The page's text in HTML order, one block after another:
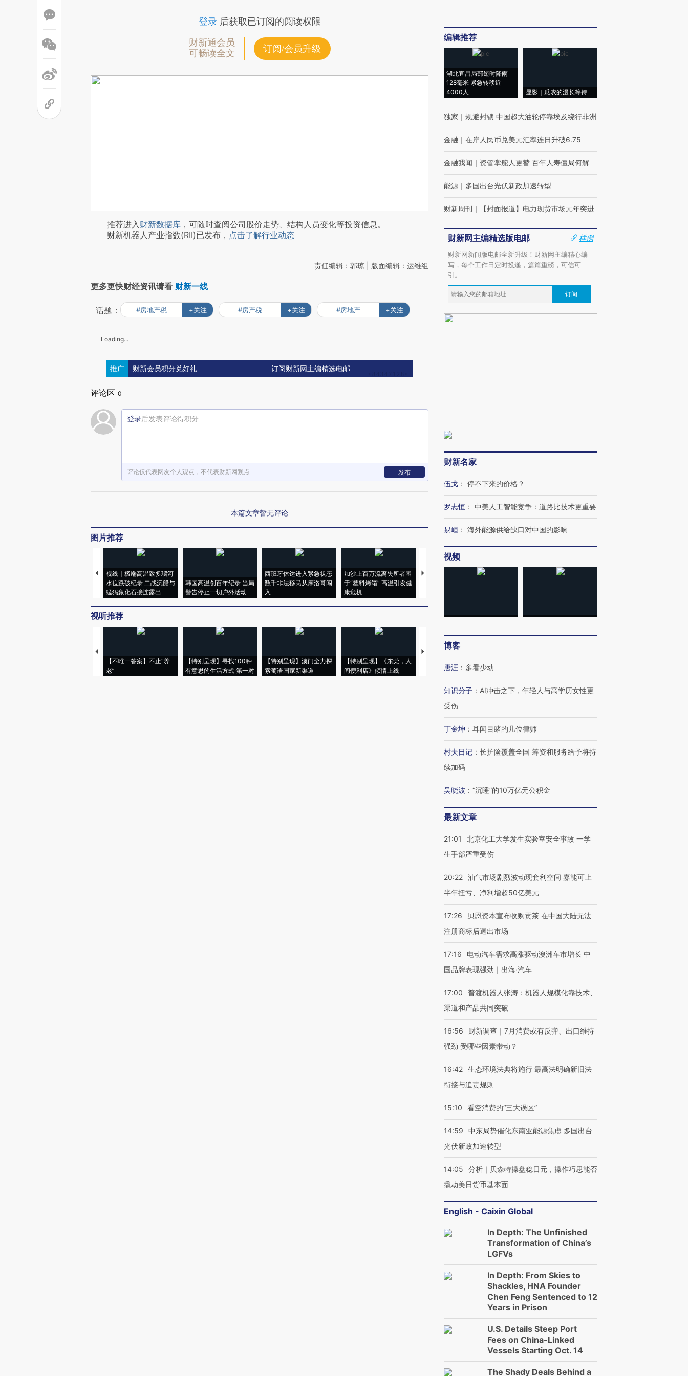
登录后获取已订阅的阅读权限
财新通会员
可畅读全文
订阅/会员升级
推荐进入财新数据库 ，可随时查阅公司股价走势、结构人员变化等投资信息。
财新机器人产业指数(RII)已发布， 点击了解行业动态
责任编辑：郭琼 | 版面编辑：运维组
更多更快财经资讯请看 财新一线
话题： #房地产税 +关注 #房产税 +关注 #房地产 +关注
Loading...
推广 财新会员积分兑好礼 订阅财新网主编精选电邮
评论区 0
登录后发表评论得积分
评论仅代表网友个人观点，不代表财新网观点 发布
本篇文章暂无评论
图片推荐
视线｜极端高温致多瑙河
水位跌破纪录 二战沉船与
猛犸象化石接连露出
韩国高温创百年纪录 当局
警告停止一切户外活动
西班牙休达进入紧急状态
数千非法移民从摩洛哥闯
入
加沙上百万流离失所者困
于“塑料烤箱” 高温引发健
康危机
视线｜HYROX的吸金
马航飞行员跨国走私7万
视听推荐
【不唯一答案】不止“养
老”
【特别呈现】寻找100种
有意思的生活方式·第一对
【特别呈现】澳门全力探
索葡语国家新渠道
【特别呈现】《东莞，人
间便利店》倾情上线
【推广】走进第四届链博
编辑推荐
湖北宜昌局部短时降雨
128毫米 紧急转移近
4000人
显影｜瓜农的漫长等待
独家 ｜ 规避封锁 中国超大油轮停靠埃及绕行非洲
金融 ｜ 在岸人民币兑美元汇率连日升破6.75
金融我闻 ｜ 资管掌舵人更替 百年人寿僵局何解
能源 ｜ 多国出台光伏新政加速转型
财新周刊 ｜ 【封面报道】电力现货市场元年突进
财新网主编精选版电邮
样例
财新网新闻版电邮全新升级！财新网主编精心编
写，每个工作日定时投递，篇篇重磅，可信可
引。
订阅
财新名家
伍戈 ： 停不下来的价格？
罗志恒 ： 中美人工智能竞争：道路比技术更重要
易峘 ： 海外能源供给缺口对中国的影响
视频
博客
唐涯 ： 多看少动
知识分子 ： AI冲击之下，年轻人与高学历女性更
受伤
丁金坤 ： 耳闻目睹的几位律师
村夫日记 ： 长护险覆盖全国 筹资和服务给予将持
续加码
吴晓波 ： “沉睡”的10万亿元公积金
最新文章
21:01
北京化工大学发生实验室安全事故 一学
生手部严重受伤
20:22 油气市场剧烈波动现套利空间 嘉能可上
半年扭亏、净利增超50亿美元
17:26
贝恩资本宣布收购贡茶 在中国大陆无法
注册商标后退出市场
17:16
电动汽车需求高涨驱动澳洲车市增长 中
国品牌表现强劲｜出海·汽车
17:00
普渡机器人张涛：机器人规模化靠技术、
渠道和产品共同突破
16:56
财新调查｜7月消费或有反弹、出口维持
强劲 受哪些因素带动？
16:42 生态环境法典将施行 最高法明确新旧法
衔接与追责规则
15:10 看空消费的“三大误区”
14:59
中东局势催化东南亚能源焦虑 多国出台
光伏新政加速转型
14:05
分析｜贝森特操盘稳日元，操作巧思能否
撬动美日货币基本面
English - Caixin Global
In Depth: The Unfinished
Transformation of China’s
LGFVs
In Depth: From Skies to
Shackles, HNA Founder
Chen Feng Sentenced to 12
Years in Prison
U.S. Details Steep Port
Fees on China-Linked
Vessels Starting Oct. 14
The Shady Deals Behind a